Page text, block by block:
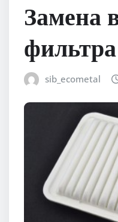
Замена
фильтра
sib_ecometal